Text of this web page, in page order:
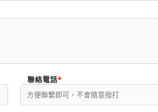
聯絡電話